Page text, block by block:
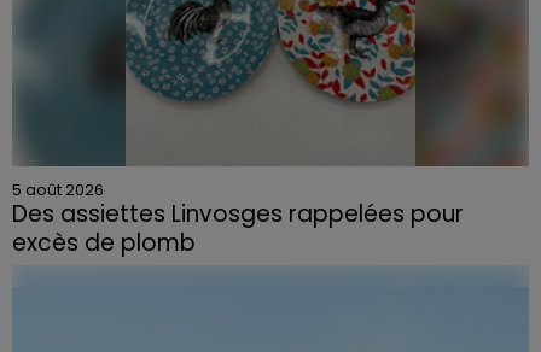
5 août 2026
Des assiettes Linvosges rappelées pour
excès de plomb
Du plomb a été détecté dans deux assiettes en